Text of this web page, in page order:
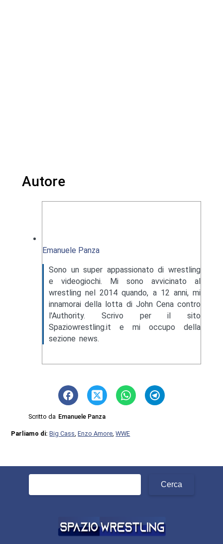
Autore
Emanuele Panza
Sono un super appassionato di wrestling
e videogiochi. Mi sono avvicinato al
wrestling nel 2014 quando, a 12 anni, mi
innamorai della lotta di John Cena contro
l'Authority. Scrivo per il sito
Spaziowrestling.it e mi occupo della
sezione news.
Scritto da Emanuele Panza
Parliamo di:Big Cass ,Enzo Amore ,WWE